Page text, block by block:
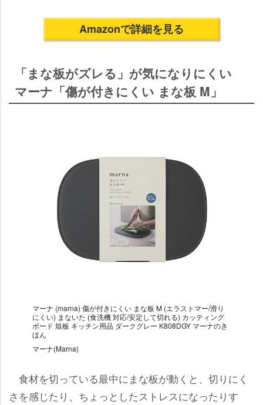
Amazonで詳細を見る
「まな板がズレる」が気になりにくい
マーナ「傷が付きにくい まな板 M」
マーナ (marna) 傷が付きにくい まな板 M (エラストマー/滑り
にくい) まないた (食洗機 対応/安定して切れる) カッティング
ボード 俎板 キッチン用品 ダークグレー K808DGY マーナのき
ほん
マーナ(Marna)
食材を切っている最中にまな板が動くと、切りにく
さを感じたり、ちょっとしたストレスになったりす